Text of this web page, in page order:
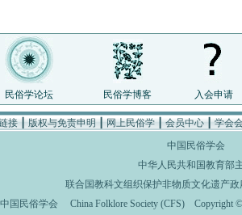
民俗学论坛 民俗学博客 入会申请
接┃版权与免责申明┃网上民俗学┃会员中心┃学会
中国民俗学会
中华人民共和国教育部
联合国教科文组织保护非物质文化遗产
中国民俗学会 China Folklore Society (CFS)Copyright ©